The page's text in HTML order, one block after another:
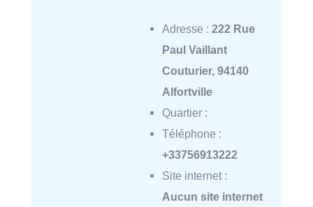
Adresse : 222 Rue
Paul Vaillant
Couturier, 94140
Alfortville
Quartier :
Téléphone :
+33756913222
Site internet :
Aucun site internet